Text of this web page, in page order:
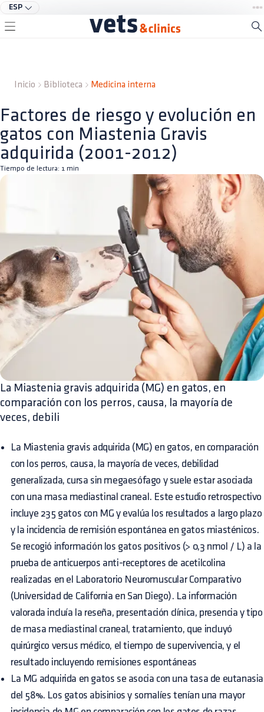
ESP
Inicio Biblioteca Medicina interna
Factores de riesgo y evolución en
gatos con Miastenia Gravis
adquirida (2001-2012)
Tiempo de lectura: 1 min
La Miastenia gravis adquirida (MG) en gatos, en
comparación con los perros, causa, la mayoría de
veces, debili
La Miastenia gravis adquirida (MG) en gatos, en comparación
con los perros, causa, la mayoría de veces, debilidad
generalizada, cursa sin megaesófago y suele estar asociada
con una masa mediastinal craneal. Este estudio retrospectivo
incluye 235 gatos con MG y evalúa los resultados a largo plazo
y la incidencia de remisión espontánea en gatos miasténicos.
Se recogió información los gatos positivos (> 0,3 nmol / L) a la
prueba de anticuerpos anti-receptores de acetilcolina
realizadas en el Laboratorio Neuromuscular Comparativo
(Universidad de California en San Diego). La información
valorada incluía la reseña, presentación clínica, presencia y tipo
de masa mediastinal craneal, tratamiento, que incluyó
quirúrgico versus médico, el tiempo de supervivencia, y el
resultado incluyendo remisiones espontáneas
La MG adquirida en gatos se asocia con una tasa de eutanasia
del 58%. Los gatos abisinios y somalíes tenían una mayor